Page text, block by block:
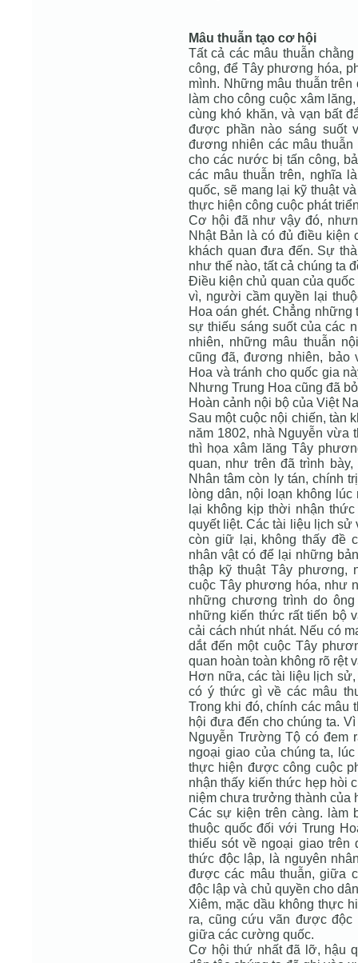
Mâu thuẫn tạo cơ hội
Tất cả các mâu thuẫn
công, để Tây phương hóa,
mình. Những mâu thuẫn
làm cho công cuộc xâm
cùng khó khăn, và vạn bất
được phần nào sáng suốt
đương nhiên các mâu
cho các nước bị tấn công,
các mâu thuẫn trên, nghĩa
quốc, sẽ mang lại kỹ thuật
thực hiện công cuộc phát
Cơ hội đã như vậy đó,
Nhật Bản là có đủ điều kiện
khách quan đưa đến. Sự
như thế nào, tất cả chúng ta
Điều kiện chủ quan của
vì, người cầm quyền lại
Hoa oán ghét. Chẳng
sự thiếu sáng suốt của các
nhiên, những mâu thuẫn
cũng đã, đương nhiên, bảo
Hoa và tránh cho quốc gia
Nhưng Trung Hoa cũng đã
Hoàn cảnh nội bộ của Việt
Sau một cuộc nội chiến, tàn
năm 1802, nhà Nguyễn vừa
thì họa xâm lăng Tây
quan, như trên đã trình
Nhân tâm còn ly tán, chính
lòng dân, nội loạn không
lại không kịp thời nhận
quyết liệt. Các tài liệu lịch sử
còn giữ lại, không thấy đề
nhân vật có để lại những
thập kỹ thuật Tây phương,
cuộc Tây phương hóa, như
những chương trình do
những kiến thức rất tiến bộ
cải cách nhút nhát. Nếu có
dắt đến một cuộc Tây
quan hoàn toàn không rõ rệt
Hơn nữa, các tài liệu lịch
có ý thức gì về các mâu
Trong khi đó, chính các mâu
hội đưa đến cho chúng ta.
Nguyễn Trường Tộ có đem
ngoại giao của chúng ta,
thực hiện được công cuộc
nhận thấy kiến thức hẹp hòi
niệm chưa trưởng thành của
Các sự kiện trên càng. làm
thuộc quốc đối với Trung
thiếu sót về ngoại giao trên
thức độc lập, là nguyên
được các mâu thuẫn, giữa
độc lập và chủ quyền cho
Xiêm, mặc dầu không thực
ra, cũng cứu vãn được độc
giữa các cường quốc.
Cơ hội thứ nhất đã lỡ, hậu